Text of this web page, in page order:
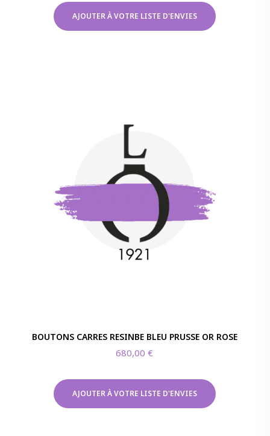
AJOUTER À VOTRE LISTE D'ENVIES
BOUTONS CARRES RESINBE BLEU PRUSSE OR ROSE
680,00€
AJOUTER À VOTRE LISTE D'ENVIES